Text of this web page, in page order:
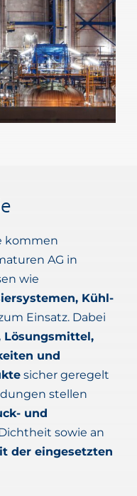
kommen
AG in
wie
Kühl-
Einsatz. Dabei
Lösungsmittel,
und
sicher geregelt
stellen
und
sowie an
der eingesetzten